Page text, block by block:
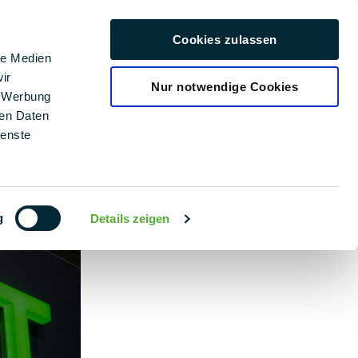
Medien
Daten
Details zeigen
Cookies zulassen
Nur notwendige Cookies